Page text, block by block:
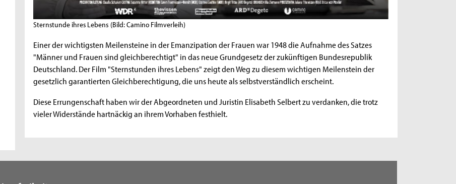
Sternstunde ihres Lebens (Bild: Camino Filmverleih)
Einer der wichtigsten Meilensteine in der Emanzipation der Frauen war 1948 die Aufnahme des Satzes
"Männer und Frauen sind gleichberechtigt" in das neue Grundgesetz der zukünftigen Bundesrepublik
Deutschland. Der Film "Sternstunden ihres Lebens" zeigt den Weg zu diesem wichtigen Meilenstein der
gesetzlich garantierten Gleichberechtigung, die uns heute als selbstverständlich erscheint.
Diese Errungenschaft haben wir der Abgeordneten und Juristin Elisabeth Selbert zu verdanken, die trotz
vieler Widerstände hartnäckig an ihrem Vorhaben festhielt.